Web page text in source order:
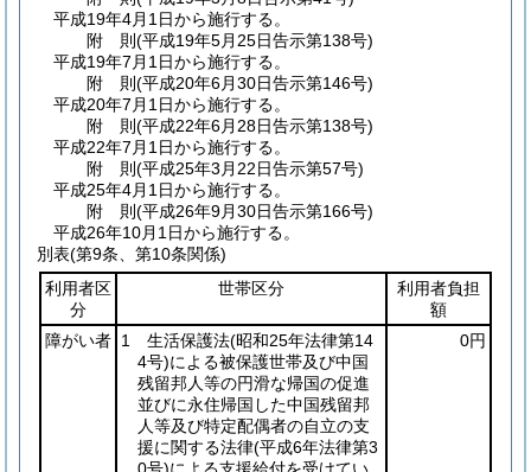
平成19年4月1日から施行する。
附 則(平成19年5月25日告示第138号)
平成19年7月1日から施行する。
附 則(平成20年6月30日告示第146号)
平成20年7月1日から施行する。
附 則(平成22年6月28日告示第138号)
平成22年7月1日から施行する。
附 則(平成25年3月22日告示第57号)
平成25年4月1日から施行する。
附 則(平成26年9月30日告示第166号)
平成26年10月1日から施行する。
別表(第9条、第10条関係)
利用者区
分
世帯区分
利用者負担
額
障がい者 1 生活保護法(昭和25年法律第14
4号)による被保護世帯及び中国
残留邦人等の円滑な帰国の促進
並びに永住帰国した中国残留邦
人等及び特定配偶者の自立の支
援に関する法律(平成6年法律第3
0円